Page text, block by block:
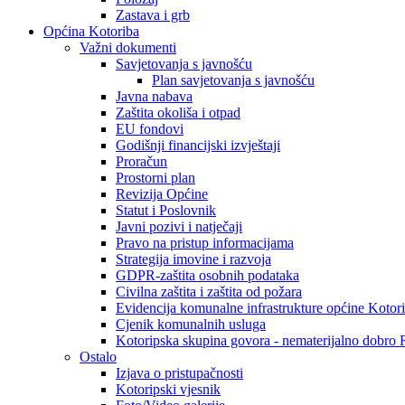
Zastava i grb
Općina Kotoriba
Važni dokumenti
Savjetovanja s javnošću
Plan savjetovanja s javnošću
Javna nabava
Zaštita okoliša i otpad
EU fondovi
Godišnji financijski izvještaji
Proračun
Prostorni plan
Revizija Općine
Statut i Poslovnik
Javni pozivi i natječaji
Pravo na pristup informacijama
Strategija imovine i razvoja
GDPR-zaštita osobnih podataka
Civilna zaštita i zaštita od požara
Evidencija komunalne infrastrukture općine
Cjenik komunalnih usluga
Kotoripska skupina govora - nematerijalno dobro
Ostalo
Izjava o pristupačnosti
Kotoripski vjesnik